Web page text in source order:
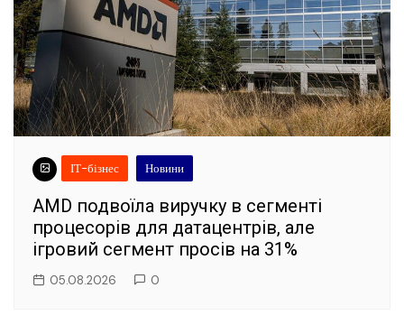
ІТ-бізнес Новини
AMD подвоїла виручку в сегменті
процесорів для датацентрів, але
ігровий сегмент просів на 31%
05.08.2026 0